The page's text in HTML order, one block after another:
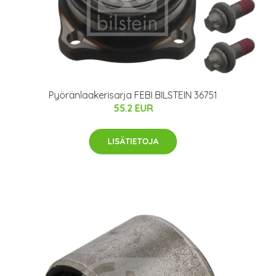
Pyöränlaakerisarja FEBI BILSTEIN 36751
55.2 EUR
LISÄTIETOJA